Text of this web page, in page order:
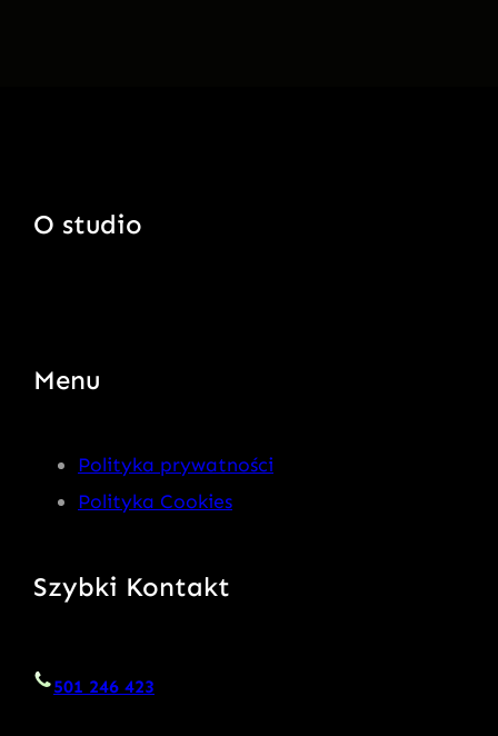
O studio
Menu
Polityka prywatności
Polityka Cookies
Szybki Kontakt
501 246 423